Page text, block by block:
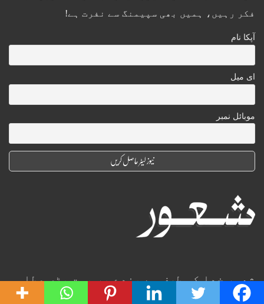
فکر رہیں، ہمیں بھی سپیمنگ سے نفرت ہے!
آپکا نام
ای میل
موبائل نمبر
شعور خدا کی طرف سے بندے پر بہت بڑی عطا
ہے